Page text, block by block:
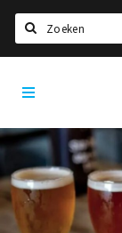
Home
Agenda
Deals
Party pics
Nieuws,